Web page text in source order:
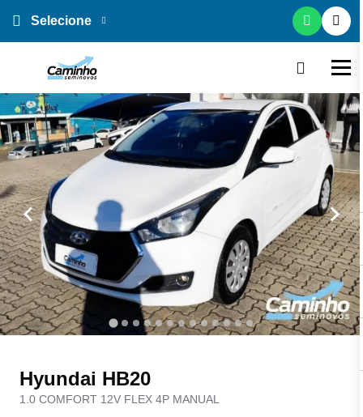
Selecione
Hyundai HB20
1.0 COMFORT 12V FLEX 4P MANUAL